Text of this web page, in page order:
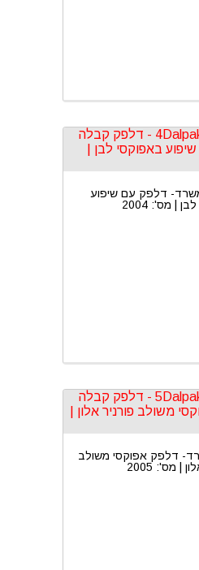
דלפק עם שיפוע
| מס': 2004
דלפק אפוקסי משולב
| מס': 2005